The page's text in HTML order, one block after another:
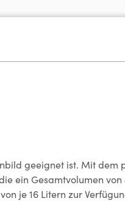
geeignet ist. Mit dem
ein Gesamtvolumen
je 16 Litern zur